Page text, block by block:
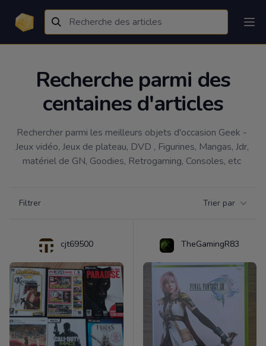
Recherche parmi des
centaines d'articles
Rechercher parmi les meilleurs objets d'occasion Geek -
Jeux vidéo, Jeux de plateau, DVD , Figurines, Mangas, Jdr,
matériel de GN, Goodies, Retrogaming, Consoles, etc
Filtrer Trier par
cjt69500 TheGamingR83